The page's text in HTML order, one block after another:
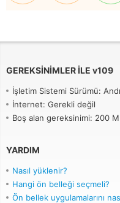
GEREKSINIMLER ILE v109
İşletim Sistemi Sürümü:
İnternet: Gerekli değil
Boş alan gereksinimi: 200
YARDIM
Nasıl yüklenir?
Hangi ön belleği seçmeli?
Ön bellek uygulamalarını